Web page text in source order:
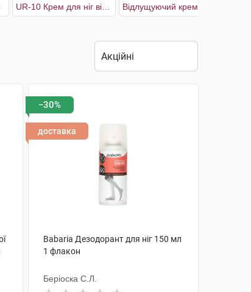
−30%
доставка
Babaria Дезодорант для ніг 150 мл
1 флакон
Беріоска С.Л.